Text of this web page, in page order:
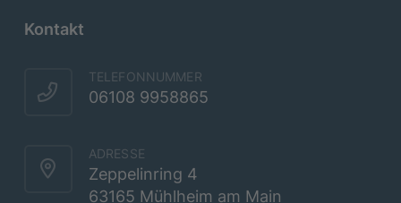
Kontakt
TELEFONNUMMER
06108 9958865
ADRESSE
Zeppelinring 4
63165 Mühlheim am Main